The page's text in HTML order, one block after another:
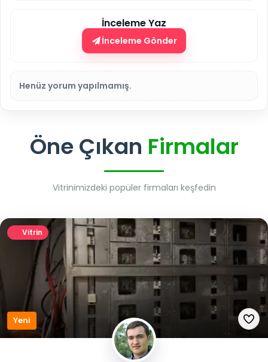
İnceleme Yaz
İnceleme Gönder
Henüz yorum yapılmamış.
Öne Çıkan Firmalar
Vitrinimizdeki popüler firmaları keşfedin
Vitrin
Yeni